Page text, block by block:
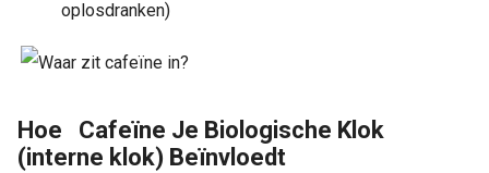
oplosdranken)
Hoe Cafeïne Je Biologische Klok
(interne klok) Beïnvloedt